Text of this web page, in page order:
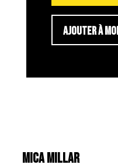
AJOUTER À
MICA MILLAR